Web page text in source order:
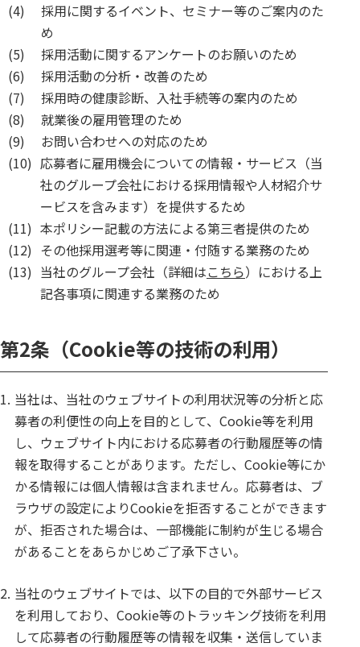
(4)
採用に関するイベント、セミナー等のご案内のた
め
(5)
採用活動に関するアンケートのお願いのため
(6)
採用活動の分析・改善のため
(7)
採用時の健康診断、入社手続等の案内のため
(8)
就業後の雇用管理のため
(9)
お問い合わせへの対応のため
(10) 応募者に雇用機会についての情報・サービス（当
社のグループ会社における採用情報や人材紹介サ
ービスを含みます）を提供するため
(11) 本ポリシー記載の方法による第三者提供のため
(12) その他採用選考等に関連・付随する業務のため
(13) 当社のグループ会社（詳細はこちら）における上
記各事項に関連する業務のため
第2条（Cookie等の技術の利用）
1. 当社は、当社のウェブサイトの利用状況等の分析と応
募者の利便性の向上を目的として、Cookie等を利用
し、ウェブサイト内における応募者の行動履歴等の情
報を取得することがあります。ただし、Cookie等にか
かる情報には個人情報は含まれません。応募者は、ブ
ラウザの設定によりCookieを拒否することができます
が、拒否された場合は、一部機能に制約が生じる場合
があることをあらかじめご了承下さい。
2. 当社のウェブサイトでは、以下の目的で外部サービス
を利用しており、Cookie等のトラッキング技術を利用
して応募者の行動履歴等の情報を収集・送信していま